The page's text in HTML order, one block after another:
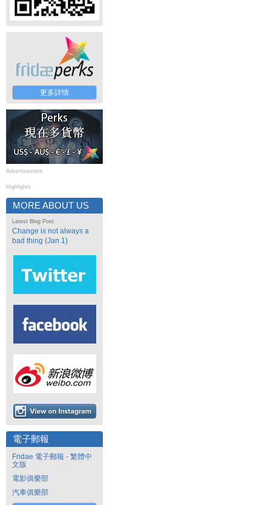
更多詳情
Advertisement
Highlights
MORE ABOUT US
Latest Blog Post
Change is not always a
bad thing (Jan 1)
電子郵報
Fridae 電子郵報 - 繁體中
文版
電影俱樂部
汽車俱樂部